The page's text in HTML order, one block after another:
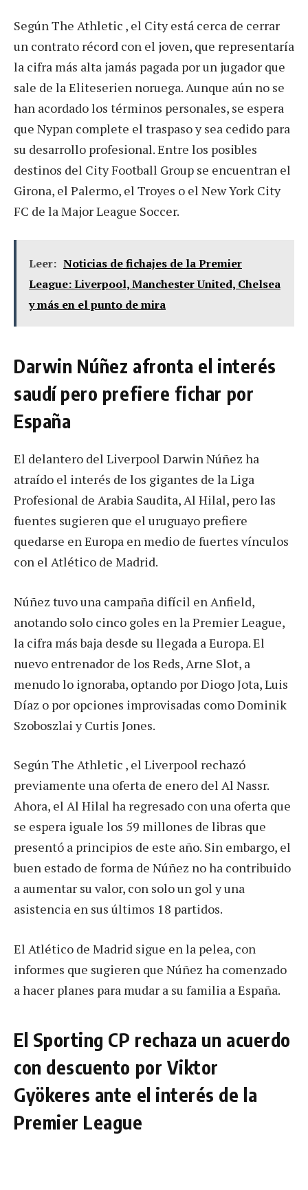
Según The Athletic , el City está cerca de cerrar
un contrato récord con el joven, que representaría
la cifra más alta jamás pagada por un jugador que
sale de la Eliteserien noruega. Aunque aún no se
han acordado los términos personales, se espera
que Nypan complete el traspaso y sea cedido para
su desarrollo profesional. Entre los posibles
destinos del City Football Group se encuentran el
Girona, el Palermo, el Troyes o el New York City
FC de la Major League Soccer.
Leer: Noticias de fichajes de la Premier
League: Liverpool, Manchester United, Chelsea
y más en el punto de mira
Darwin Núñez afronta el interés
saudí pero prefiere fichar por
España
El delantero del Liverpool Darwin Núñez ha
atraído el interés de los gigantes de la Liga
Profesional de Arabia Saudita, Al Hilal, pero las
fuentes sugieren que el uruguayo prefiere
quedarse en Europa en medio de fuertes vínculos
con el Atlético de Madrid.
Núñez tuvo una campaña difícil en Anfield,
anotando solo cinco goles en la Premier League,
la cifra más baja desde su llegada a Europa. El
nuevo entrenador de los Reds, Arne Slot, a
menudo lo ignoraba, optando por Diogo Jota, Luis
Díaz o por opciones improvisadas como Dominik
Szoboszlai y Curtis Jones.
Según The Athletic , el Liverpool rechazó
previamente una oferta de enero del Al Nassr.
Ahora, el Al Hilal ha regresado con una oferta que
se espera iguale los 59 millones de libras que
presentó a principios de este año. Sin embargo, el
buen estado de forma de Núñez no ha contribuido
a aumentar su valor, con solo un gol y una
asistencia en sus últimos 18 partidos.
El Atlético de Madrid sigue en la pelea, con
informes que sugieren que Núñez ha comenzado
a hacer planes para mudar a su familia a España.
El Sporting CP rechaza un acuerdo
con descuento por Viktor
Gyökeres ante el interés de la
Premier League